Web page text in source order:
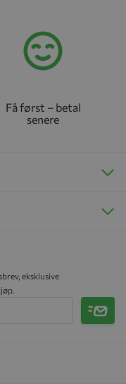
Få først – betal
senere
eksklusive
Meld